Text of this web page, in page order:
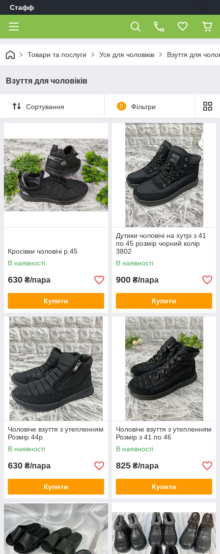
Стафф
Товари та послуги Усе для чоловіків Взуття для
Взуття для чоловіків
Сортування 0 Фільтри
Кросівки чоловічі р.45
В наявності
630 ₴/пара
Купити
Дутики чоловічі на хутрі з 41
по 45 розмір чорний колір
3802
В наявності
900 ₴/пара
Купити
Чоловіче взуття з утепленням
Розмір 44р
В наявності
630 ₴/пара
Купити
Чоловіче взуття з утепленням
Розмір з 41 по 46
В наявності
825 ₴/пара
Купити